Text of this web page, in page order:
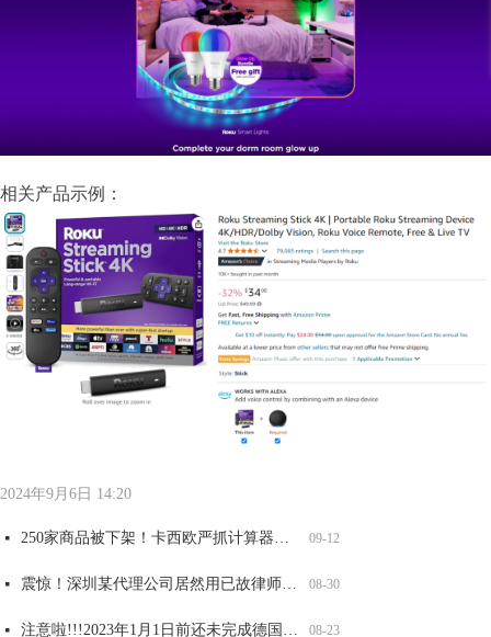
相关产品示例：
2024年9月6日 14:20
넷
09-12
넷
08-30
넷
08-23
넷
넷
넷
넷 全网爆火可达鸭，能卖吗？
넷